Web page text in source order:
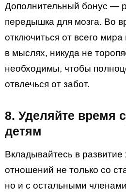
Дополнительный бонус —
передышка для мозга. Во
отключиться от всего
в мыслях, никуда не
необходимы, чтобы
отвлечься от забот.
8. Уделяйте время
детям
Вкладывайтесь в
отношений не только со
но и с остальными